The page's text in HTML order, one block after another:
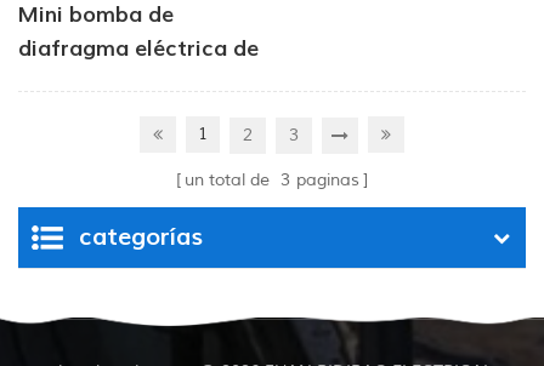
Mini bomba de
diafragma eléctrica de
1 2 3
un total de 3 paginas
categorías